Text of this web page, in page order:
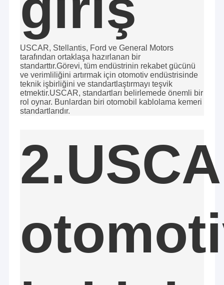
USCAR, Stellantis, Ford ve General Motors
tarafından ortaklaşa hazırlanan bir
standarttır.Görevi, tüm endüstrinin rekabet gücünü
ve verimliliğini artırmak için otomotiv endüstrisinde
teknik işbirliğini ve standartlaştırmayı teşvik
etmektir.USCAR, standartları belirlemede önemli bir
rol oynar. Bunlardan biri otomobil kablolama kemeri
standartlarıdır.